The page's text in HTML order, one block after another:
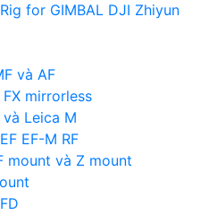
for GIMBAL DJI Zhiyun
và AF
mirrorless
Leica M
EF-M RF
mount và Z mount